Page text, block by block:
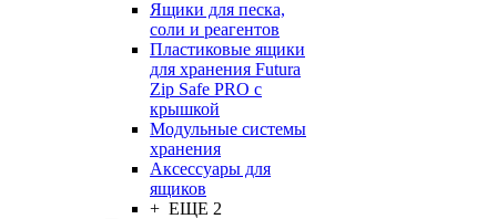
Ящики для песка,
соли и реагентов
Пластиковые ящики
для хранения Futura
Zip Safe PRO с
крышкой
Модульные системы
хранения
Аксессуары для
ящиков
+ ЕЩЕ 2